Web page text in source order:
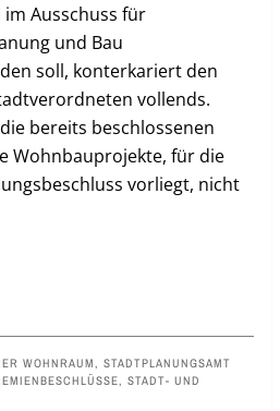
im Ausschuss für
und Bau
soll, konterkariert den
vollends.
bereits beschlossenen
Wohnbauprojekte, für die
vorliegt, nicht
WOHNRAUM, STADTPLANUNGSAMT
, STADT- UND